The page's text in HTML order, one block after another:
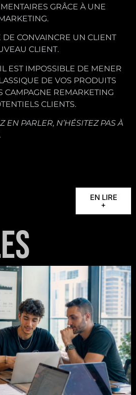
GRÂCE À UNE
DE CONVAINCRE UN CLIENT
CLIENT.
EST IMPOSSIBLE DE MENER
DE VOS PRODUITS
CAMPAGNE REMARKETING
CLIENTS.
EN PARLER, N’HÉSITEZ PAS À
EN LIRE
+